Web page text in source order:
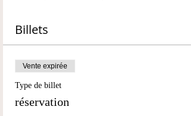
Billets
Vente expirée
Type de billet
réservation